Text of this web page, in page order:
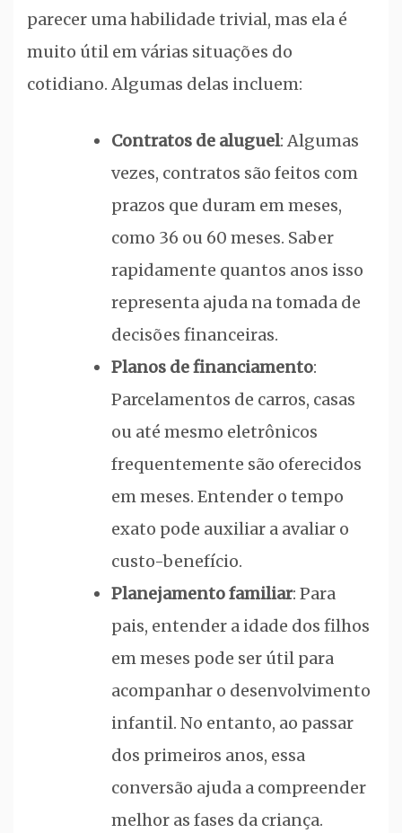
parecer uma habilidade trivial, mas ela é
muito útil em várias situações do
cotidiano. Algumas delas incluem:
Contratos de aluguel: Algumas
vezes, contratos são feitos com
prazos que duram em meses,
como 36 ou 60 meses. Saber
rapidamente quantos anos isso
representa ajuda na tomada de
decisões financeiras.
Planos de financiamento:
Parcelamentos de carros, casas
ou até mesmo eletrônicos
frequentemente são oferecidos
em meses. Entender o tempo
exato pode auxiliar a avaliar o
custo-benefício.
Planejamento familiar: Para
pais, entender a idade dos filhos
em meses pode ser útil para
acompanhar o desenvolvimento
infantil. No entanto, ao passar
dos primeiros anos, essa
conversão ajuda a compreender
melhor as fases da criança.